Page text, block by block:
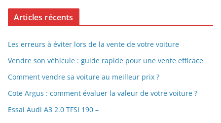
Articles récents
Les erreurs à éviter lors de la vente de votre voiture
Vendre son véhicule : guide rapide pour une vente efficace
Comment vendre sa voiture au meilleur prix ?
Cote Argus : comment évaluer la valeur de votre voiture ?
Essai Audi A3 2.0 TFSI 190 –